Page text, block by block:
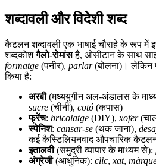
शब्दावली और विदेशी शब्द
कैटलन शब्दावली एक भाषाई चौराहे के रूप में
शब्दकोशगैलो-रोमांसहै, ओसीटान के साथ
formatge (पनीर), parlar(बोलना)। लेकिन
किया है:
अरबी(मध्ययुगीन अल-अंडालस के
sucre (चीनी), cotó (कपास)
फ्रेंच: bricolatge (DIY), xofer
स्पेनिश: cansar-se (थक जाना),
कई कैस्टिलियनवाद औपचारिक कैटलन
इतालवी(समुद्री व्यापार के माध्यम से):
अंग्रेजी(आधुनिक): clic, xat,